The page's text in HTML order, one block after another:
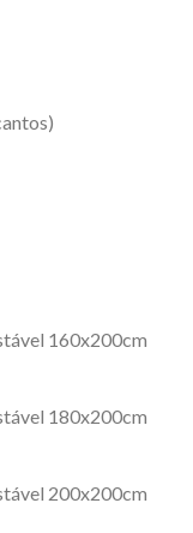
160x200cm
180x200cm
200x200cm